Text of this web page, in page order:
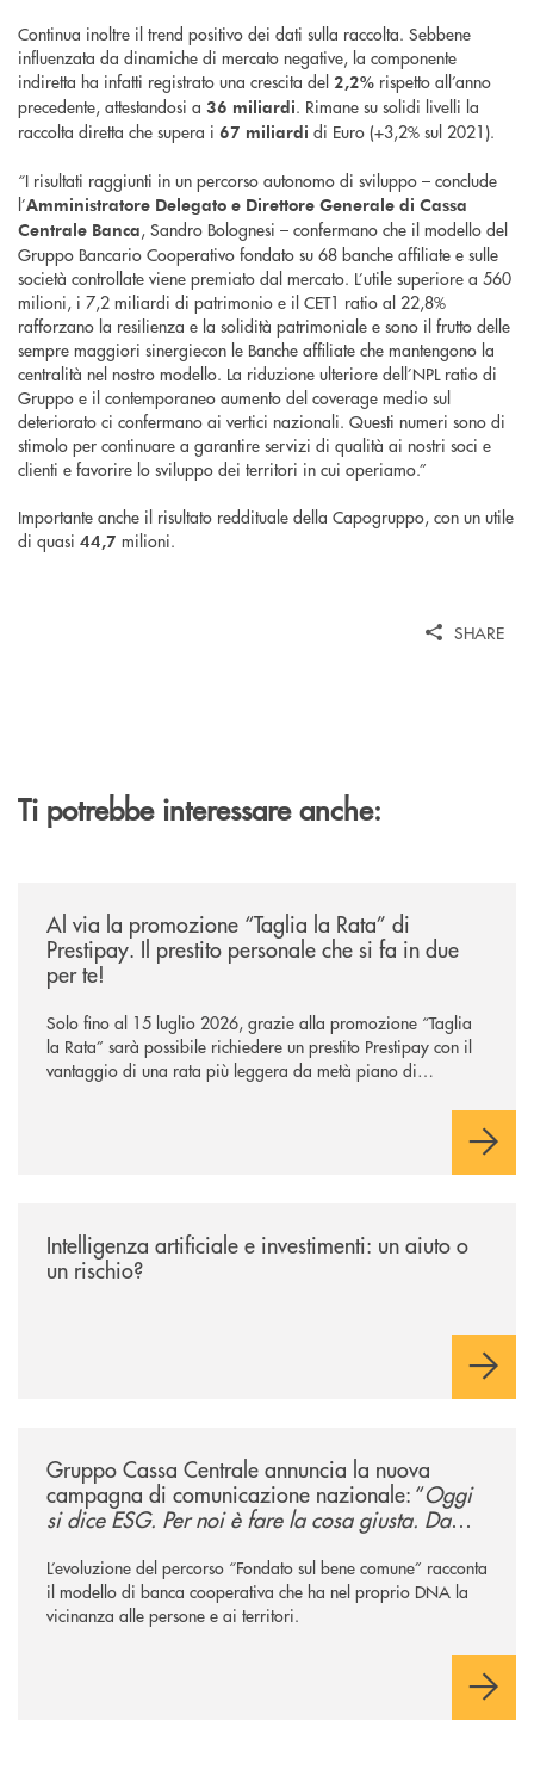
Continua inoltre il trend positivo dei dati sulla raccolta. Sebbene
influenzata da dinamiche di mercato negative, la componente
indiretta ha infatti registrato una crescita del 2,2% rispetto all’anno
precedente, attestandosi a 36 miliardi. Rimane su solidi livelli la
raccolta diretta che supera i 67 miliardi di Euro (+3,2% sul 2021).
“I risultati raggiunti in un percorso autonomo di sviluppo – conclude
l’Amministratore Delegato e Direttore Generale di Cassa
Centrale Banca, Sandro Bolognesi – confermano che il modello del
Gruppo Bancario Cooperativo fondato su 68 banche affiliate e sulle
società controllate viene premiato dal mercato. L’utile superiore a 560
milioni, i 7,2 miliardi di patrimonio e il CET1 ratio al 22,8%
rafforzano la resilienza e la solidità patrimoniale e sono il frutto delle
sempre maggiori sinergiecon le Banche affiliate che mantengono la
centralità nel nostro modello. La riduzione ulteriore dell’NPL ratio di
Gruppo e il contemporaneo aumento del coverage medio sul
deteriorato ci confermano ai vertici nazionali. Questi numeri sono di
stimolo per continuare a garantire servizi di qualità ai nostri soci e
clienti e favorire lo sviluppo dei territori in cui operiamo.”
Importante anche il risultato reddituale della Capogruppo, con un utile
di quasi 44,7 milioni.
SHARE
Ti potrebbe interessare anche:
Al via la promozione “Taglia la Rata” di
Prestipay. Il prestito personale che si fa in due
per te!
Solo fino al 15 luglio 2026, grazie alla promozione “Taglia
la Rata” sarà possibile richiedere un prestito Prestipay con il
vantaggio di una rata più leggera da metà piano di
Intelligenza artificiale e investimenti: un aiuto o
un rischio?
Gruppo Cassa Centrale annuncia la nuova
campagna di comunicazione nazionale: “Oggi
si dice ESG. Per noi è fare la cosa giusta. Da
L’evoluzione del percorso “Fondato sul bene comune” racconta
il modello di banca cooperativa che ha nel proprio DNA la
vicinanza alle persone e ai territori.